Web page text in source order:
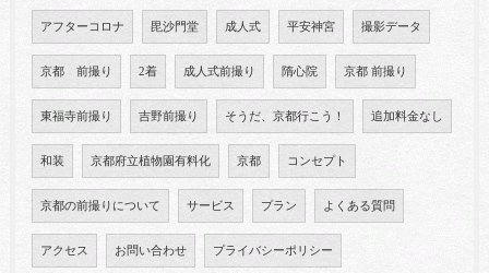
アフターコロナ 毘沙門堂 成人式 平安神宮 撮影データ
京都 前撮り 2着 成人式前撮り 隋心院 京都 前撮り
東福寺前撮り 吉野前撮り そうだ、京都行こう！ 追加料金なし
和装 京都府立植物園有料化 京都 コンセプト
京都の前撮りについて サービス プラン よくある質問
アクセス お問い合わせ プライバシーポリシー